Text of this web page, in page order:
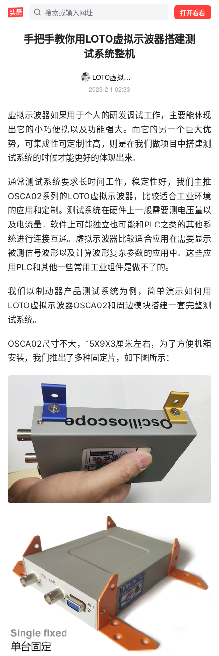
打开看看
手把手教你用LOTO虚拟示波器搭建测
试系统整机
LOTO虚拟示波器
2023-2-1 02:33
虚拟示波器如果用于个人的研发调试工作，主要能体现
出它的小巧便携以及功能强大。而它的另一个巨大优
势，可集成性可定制性高，则是在我们做项目中搭建测
试系统的时候才能更好的体现出来。
通常测试系统要求长时间工作，稳定性好，我们主推
OSCA02系列的LOTO虚拟示波器，比较适合工业环境
的应用和定制。测试系统在硬件上一般需要测电压量以
及电流量，软件上可能独立也可能和PLC之类的其他系
统进行连接互通。虚拟示波器比较适合应用在需要显示
被测信号波形以及计算波形复杂参数的应用中。这些应
用PLC和其他一些常用工业组件是做不了的。
我们以制动器产品测试系统为例，简单演示如何用
LOTO虚拟示波器OSCA02和周边模块搭建一套完整测
试系统。
OSCA02尺寸不大，15X9X3厘米左右，为了方便机箱
安装，我们推出了多种固定片，如下图所示：